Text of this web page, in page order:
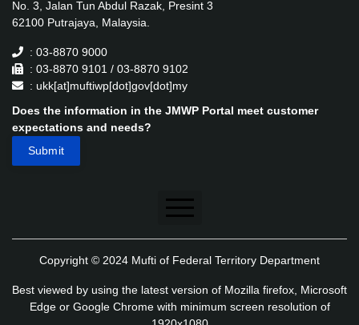
No. 3, Jalan Tun Abdul Razak, Presint 3
62100 Putrajaya, Malaysia.
: 03-8870 9000
: 03-8870 9101 / 03-8870 9102
: ukk[at]muftiwp[dot]gov[dot]my
Does the information in the JMWP Portal meet customer
expectations and needs?
Disclaimer
Privacy Policy
Copyright © 2024 Mufti of Federal Territory Department
Best viewed by using the latest version of Mozilla firefox, Microsoft
Edge or Google Chrome with minimum screen resolution of